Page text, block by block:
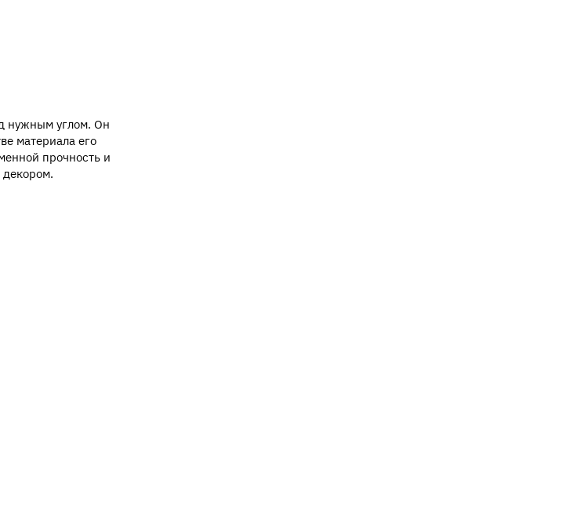
нужным углом. Он
материала его
прочность и